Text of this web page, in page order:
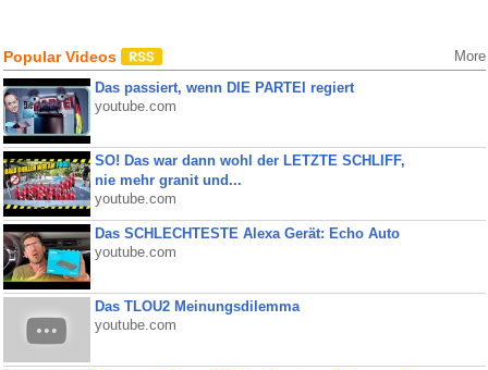
Popular Videos More
Das passiert, wenn DIE PARTEI regiert
youtube.com
SO! Das war dann wohl der LETZTE SCHLIFF,
nie mehr granit und...
youtube.com
Das SCHLECHTESTE Alexa Gerät: Echo Auto
youtube.com
Das TLOU2 Meinungsdilemma
youtube.com